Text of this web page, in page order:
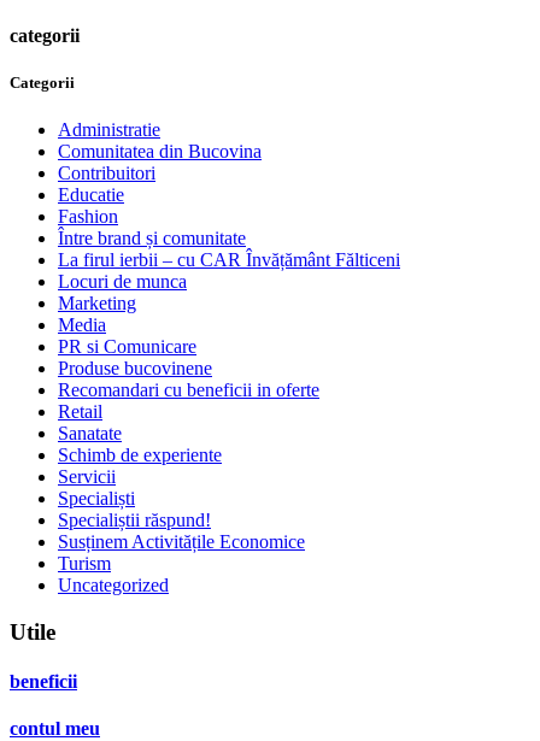
categorii
Categorii
Administratie
Comunitatea din Bucovina
Contribuitori
Educatie
Fashion
Între brand și comunitate
La firul ierbii – cu CAR Învățământ Fălticeni
Locuri de munca
Marketing
Media
PR si Comunicare
Produse bucovinene
Recomandari cu beneficii in oferte
Retail
Sanatate
Schimb de experiente
Servicii
Specialiști
Specialiștii răspund!
Susținem Activitățile Economice
Turism
Uncategorized
Utile
beneficii
contul meu